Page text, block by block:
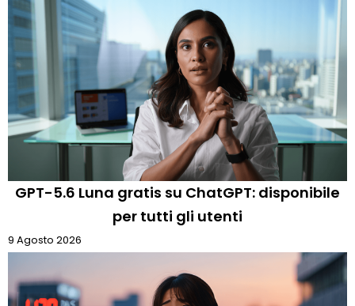
GPT-5.6 Luna gratis su ChatGPT: disponibile
per tutti gli utenti
9 Agosto 2026